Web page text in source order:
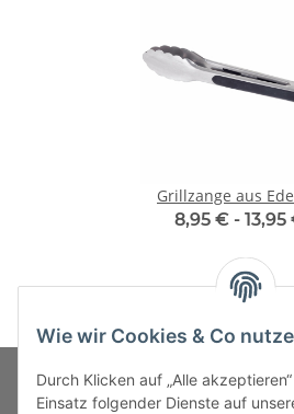
Grillzange aus
8,95 € - 13,95
Wie wir Cookies & Co
Durch Klicken auf „Alle
Einsatz folgender Dienste auf